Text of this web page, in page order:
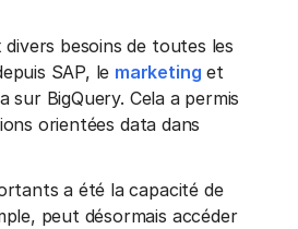
besoins de toutes les
SAP, le marketing et
BigQuery. Cela a permis
orientées data dans
a été la capacité de
peut désormais accéder